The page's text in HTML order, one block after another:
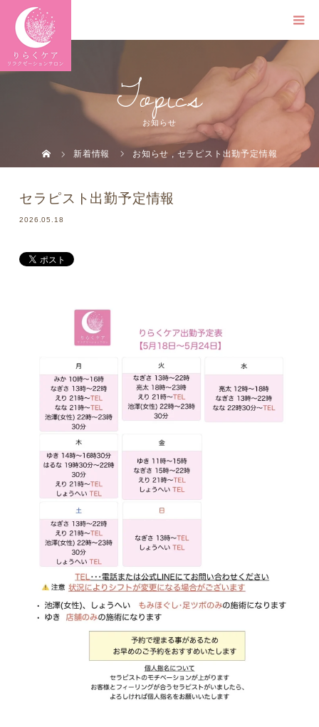
Topics
お知らせ
新着情報 お知らせ , セラピスト出勤予定情報
セラピスト出勤予定情報
2026.05.18